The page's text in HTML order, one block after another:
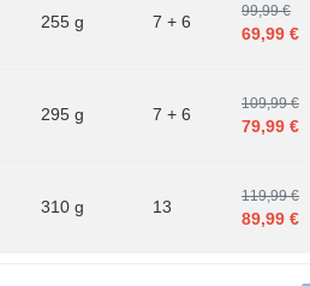
255 g 7 + 6
99,99 €
69,99 €
295 g 7 + 6
109,99 €
79,99 €
310 g 13
119,99 €
89,99 €